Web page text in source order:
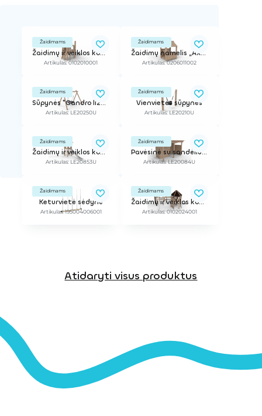
Žaidimams
Žaidimų ir veiklos kompleksas
Artikulas: 0102010001
Žaidimams
Žaidimų namelis „Axel“
Artikulas: 0206011002
Žaidimams
Sūpynės "Gandro lizdas"
Artikulas: LE20250U
Žaidimams
Vienvietės sūpynės
Artikulas: LE20210U
Žaidimams
Žaidimų ir veiklos kompleksas
Artikulas: LE20853U
Žaidimams
Pavėsinė su sandėliuku (stogas 2mx3.6m)
Artikulas: LE20084U
Žaidimams
Keturvietė sėdynė
Artikulas: 195004006001
Žaidimams
Žaidimų ir veiklos kompleksas
Artikulas: 0102024001
Atidaryti visus produktus